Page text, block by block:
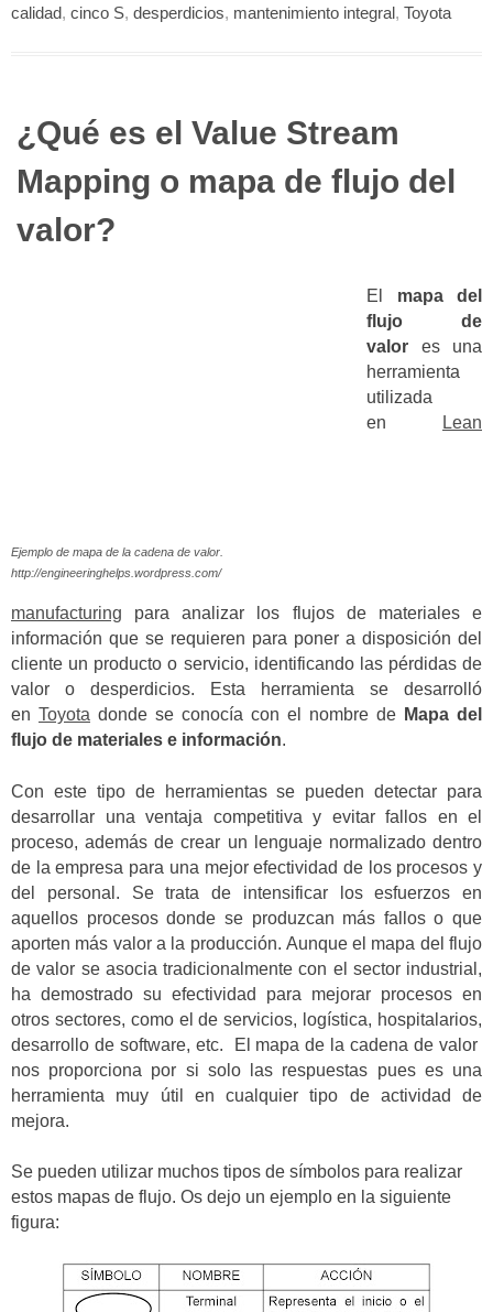
calidad, cinco S, desperdicios, mantenimiento integral, Toyota
¿Qué es el Value Stream
Mapping o mapa de flujo del
valor?
Ejemplo de mapa de la cadena de valor.
http://engineeringhelps.wordpress.com/
El mapa del
flujo de
valor es una
herramienta
utilizada
en
Lean
manufacturing para analizar los flujos de materiales e
información que se requieren para poner a disposición del
cliente un producto o servicio, identificando las pérdidas de
valor o desperdicios. Esta herramienta se desarrolló
en Toyota donde se conocía con el nombre de Mapa del
flujo de materiales e información.
Con este tipo de herramientas se pueden detectar para
desarrollar una ventaja competitiva y evitar fallos en el
proceso, además de crear un lenguaje normalizado dentro
de la empresa para una mejor efectividad de los procesos y
del personal. Se trata de intensificar los esfuerzos en
aquellos procesos donde se produzcan más fallos o que
aporten más valor a la producción. Aunque el mapa del flujo
de valor se asocia tradicionalmente con el sector industrial,
ha demostrado su efectividad para mejorar procesos en
otros sectores, como el de servicios, logística, hospitalarios,
desarrollo de software, etc. El mapa de la cadena de valor
nos proporciona por si solo las respuestas pues es una
herramienta muy útil en cualquier tipo de actividad de
mejora.
Se pueden utilizar muchos tipos de símbolos para realizar
estos mapas de flujo. Os dejo un ejemplo en la siguiente
figura: